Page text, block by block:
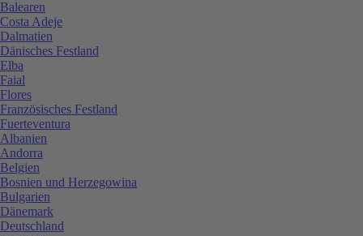
Balearen
Costa Adeje
Dalmatien
Dänisches Festland
Elba
Faial
Flores
Französisches Festland
Fuerteventura
Albanien
Andorra
Belgien
Bosnien und Herzegowina
Bulgarien
Dänemark
Deutschland